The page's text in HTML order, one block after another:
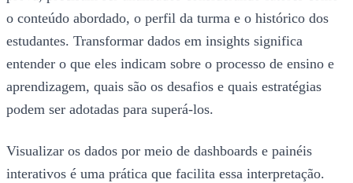
o conteúdo abordado, o perfil da turma e o histórico dos
estudantes. Transformar dados em insights significa
entender o que eles indicam sobre o processo de ensino e
aprendizagem, quais são os desafios e quais estratégias
podem ser adotadas para superá-los.
Visualizar os dados por meio de dashboards e painéis
interativos é uma prática que facilita essa interpretação.